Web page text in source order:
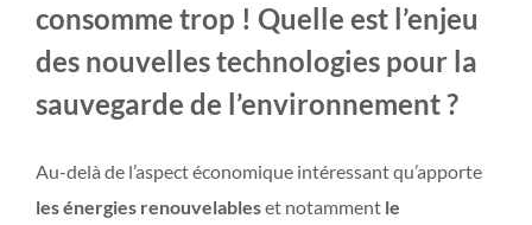
consomme trop ! Quelle est l’enjeu
des nouvelles technologies pour la
sauvegarde de l’environnement ?
Au-delà de l’aspect économique intéressant qu’apporte
les énergies renouvelableset notamment le